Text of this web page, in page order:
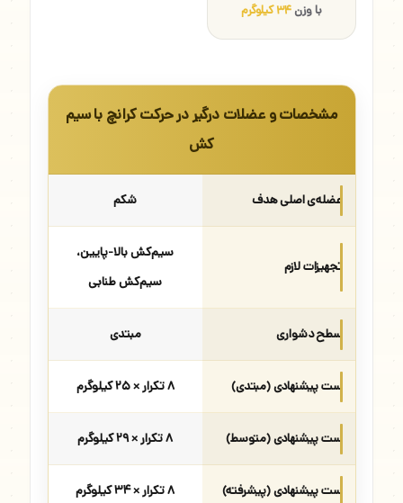
با وزن۳۴ کیلوگرم
مشخصات و عضلات درگیر در حرکت کرانچ با سیم
کش
عضله‌ی اصلی هدف شکم
تجهیزات لازم
سیم‌کش بالا-پایین،
سیم‌کش طنابی
سطح دشواری مبتدی
ست پیشنهادی (مبتدی) ۸ تکرار × ۲۵ کیلوگرم
ست پیشنهادی (متوسط) ۸ تکرار × ۲۹ کیلوگرم
ست پیشنهادی (پیشرفته) ۸ تکرار × ۳۴ کیلوگرم